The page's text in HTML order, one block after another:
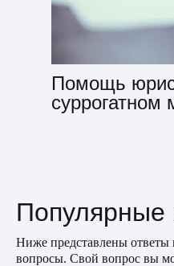
Помощь
суррогатном
Популярные
Ниже представлены ответы
вопросы. Свой вопрос вы